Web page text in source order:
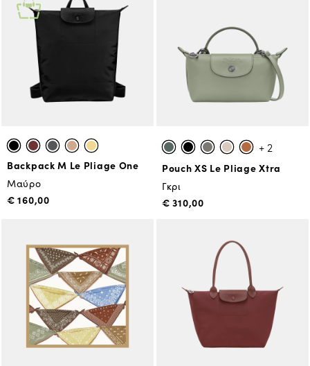
Backpack M Le Pliage One
Μαύρο
€ 160,00
+ 2
Pouch XS Le Pliage Xtra
Γκρι
€ 310,00